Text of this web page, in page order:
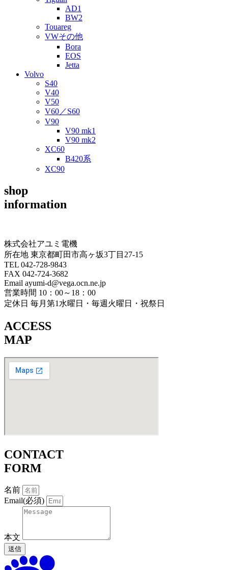
AD1
BW2
Touareg
VWその他
Bora
EOS
Jetta
Volvo
S40
V40
V50
V60／S60
V90
V90 mk1
V90 mk2
XC60
B420系
XC90
shop
information
株式会社アユミ電機
所在地 東京都町田市高ヶ坂3丁目27‐15
TEL 042-728-9843
FAX 042-724-3682
Email ayumi-d@vega.ocn.ne.jp
営業時間 10：00～18：00
定休日 毎月第1水曜日・毎週火曜日・祝祭日
ACCESS
MAP
CONTACT
FORM
名前
Email(必須)
本文
送信